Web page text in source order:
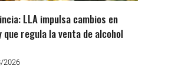
LLA impulsa cambios en
que regula la venta de alcohol
2026